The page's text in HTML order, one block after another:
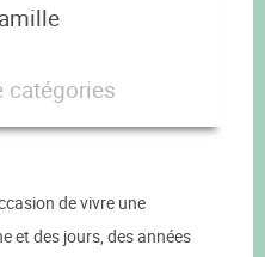
catégories
de vivre une
et des jours, des années